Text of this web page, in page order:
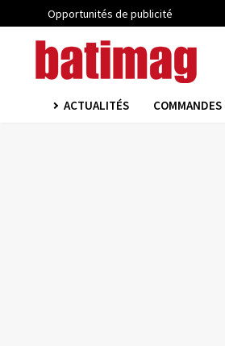
Opportunités de publicité
ACTUALITÉS